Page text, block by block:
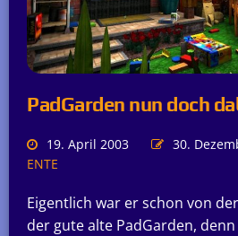
PadGarden nun doch
19. April 2003
30.
ENTE
Eigentlich war er schon von
der gute alte PadGarden,